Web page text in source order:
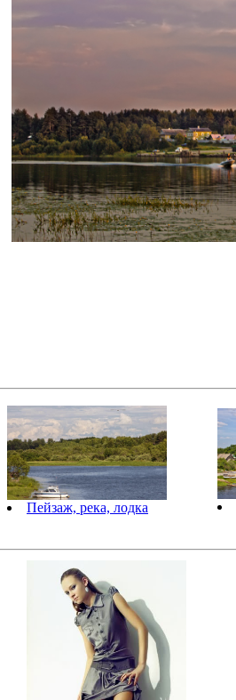
Пейзаж, река, лодка